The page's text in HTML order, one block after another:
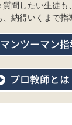
質問したい生徒
納得いくまで指
ンツーマン
プロ教師とは